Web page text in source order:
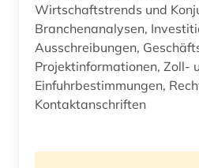
Wirtschaftstrends und
Branchenanalysen,
Ausschreibungen,
Projektinformationen, Zoll-
Einfuhrbestimmungen,
Kontaktanschriften